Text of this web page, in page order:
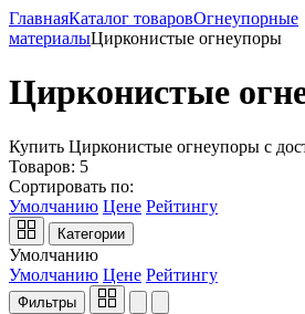
ГлавнаяКаталог товаровОгнеупорные
материалыЦирконистые огнеупоры
Цирконистые
Купить Цирконистые огнеупоры с
Товаров: 5
Сортировать по:
Умолчанию Цене Рейтингу
Категории
Умолчанию
Умолчанию Цене Рейтингу
Фильтры